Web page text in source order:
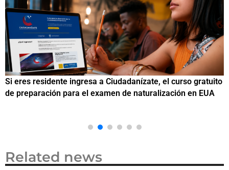
Si eres residente ingresa a Ciudadanízate, el curso gratuito
de preparación para el examen de naturalización en EUA
Related news